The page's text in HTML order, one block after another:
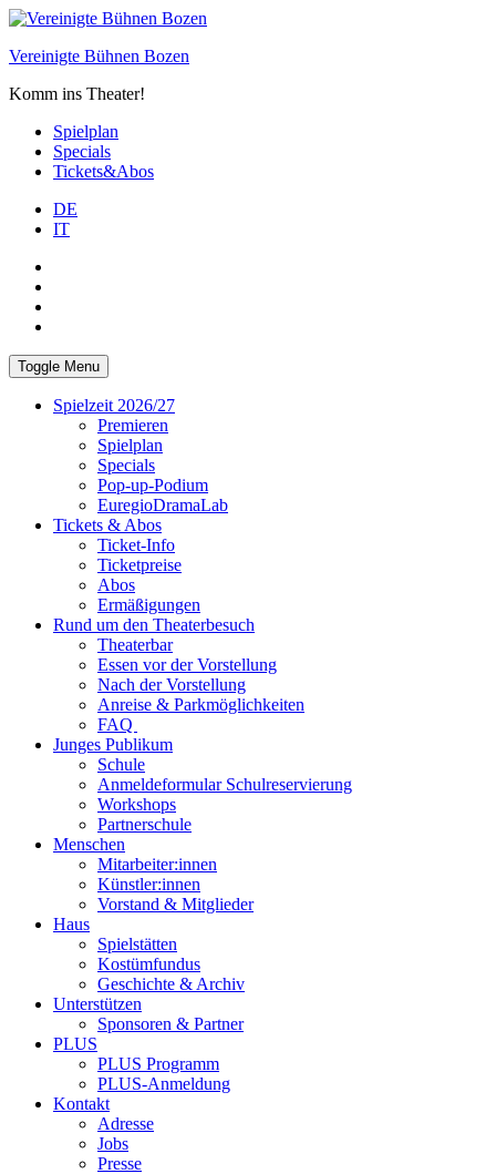
Skip
content
Vereinigte Bühnen Bozen
Komm ins Theater!
Spielplan
Specials
Tickets&Abos
DE
IT
Toggle Menu
Spielzeit 2026/27
Premieren
Spielplan
Specials
Pop-up-Podium
EuregioDramaLab
Tickets & Abos
Ticket-Info
Ticketpreise
Abos
Ermäßigungen
Rund um den Theaterbesuch
Theaterbar
Essen vor der Vorstellung
Nach der Vorstellung
Anreise & Parkmöglichkeiten
FAQ
Junges Publikum
Schule
Anmeldeformular Schulreservierung
Workshops
Partnerschule
Menschen
Mitarbeiter:innen
Künstler:innen
Vorstand & Mitglieder
Haus
Spielstätten
Kostümfundus
Geschichte & Archiv
Unterstützen
Sponsoren & Partner
PLUS
PLUS Programm
PLUS-Anmeldung
Kontakt
Adresse
Jobs
Presse